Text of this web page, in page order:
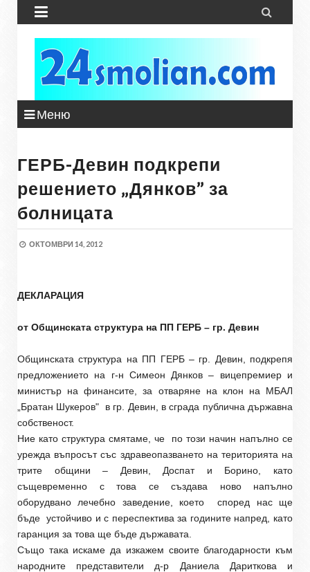
 
Меню
ГЕРБ-Девин подкрепи
решението „Дянков” за
болницата
ОКТОМВРИ 14, 2012
ДЕКЛАРАЦИЯ
от Общинската структура на ПП ГЕРБ – гр. Девин
Общинската структура на ПП ГЕРБ – гр. Девин, подкрепя
предложението на г-н Симеон Дянков – вицепремиер и
министър на финансите, за отваряне на клон на МБАЛ
„Братан Шукеров"
в гр. Девин, в сграда публична държавна
собственост.
Ние като структура смятаме, че
по този начин напълно се
урежда въпросът със здравеопазването на територията на
трите общини – Девин, Доспат и Борино, като
същевременно с това се създава ново напълно
оборудвано лечебно заведение, което
според нас ще
бъде устойчиво и с переспектива за годините напред, като
гаранция за това ще бъде държавата.
Също така искаме да изкажем своите благодарности към
народните представители д-р Даниела Дариткова и